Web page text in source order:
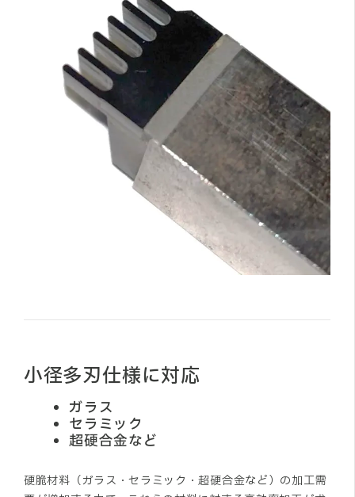
小径多刃仕様に対応
ガラス
セラミック
超硬合金など
硬脆材料（ガラス・セラミック・超硬合金など）の加工需